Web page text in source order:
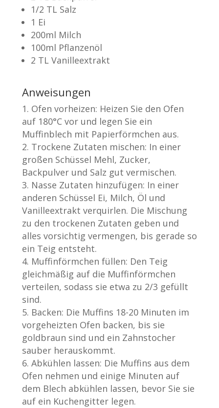
1/2 TL Salz
1 Ei
200ml Milch
100ml Pflanzenöl
2 TL Vanilleextrakt
Anweisungen
Ofen vorheizen: Heizen Sie den Ofen
auf 180°C vor und legen Sie ein
Muffinblech mit Papierförmchen aus.
Trockene Zutaten mischen: In einer
großen Schüssel Mehl, Zucker,
Backpulver und Salz gut vermischen.
Nasse Zutaten hinzufügen: In einer
anderen Schüssel Ei, Milch, Öl und
Vanilleextrakt verquirlen. Die Mischung
zu den trockenen Zutaten geben und
alles vorsichtig vermengen, bis gerade so
ein Teig entsteht.
Muffinförmchen füllen: Den Teig
gleichmäßig auf die Muffinförmchen
verteilen, sodass sie etwa zu 2/3 gefüllt
sind.
Backen: Die Muffins 18-20 Minuten im
vorgeheizten Ofen backen, bis sie
goldbraun sind und ein Zahnstocher
sauber herauskommt.
Abkühlen lassen: Die Muffins aus dem
Ofen nehmen und einige Minuten auf
dem Blech abkühlen lassen, bevor Sie sie
auf ein Kuchengitter legen.